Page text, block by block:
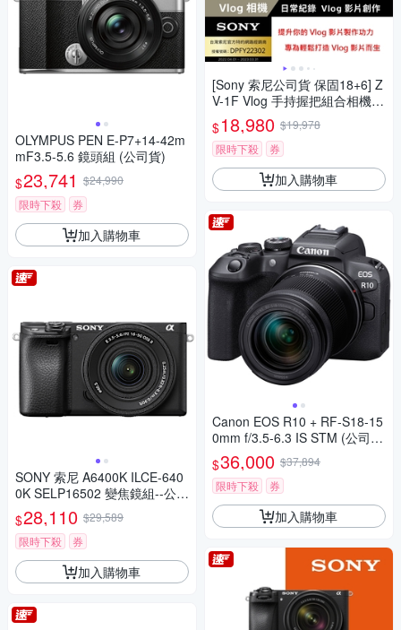
OLYMPUS PEN E-P7+14-42m
mF3.5-5.6 鏡頭組 (公司貨)
$23,741 $24,990
限時下殺
券
加入購物車
SONY 索尼 A6400K ILCE-640
0K SELP16502 變焦鏡組--公司
貨
$28,110 $29,589
限時下殺
券
加入購物車
[Sony 索尼公司貨 保固18+6] Z
V-1F Vlog 手持握把組合相機
(網紅新手/生活隨拍)
$18,980 $19,978
限時下殺
券
加入購物車
Canon EOS R10 + RF-S18-15
0mm f/3.5-6.3 IS STM (公司
貨)
$36,000 $37,894
限時下殺
券
加入購物車